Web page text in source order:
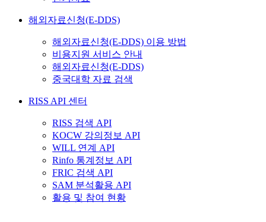
해외자료신청(E-DDS)
해외자료신청(E-DDS) 이용 방법
비용지원 서비스 안내
해외자료신청(E-DDS)
중국대학 자료 검색
RISS API 센터
RISS 검색 API
KOCW 강의정보 API
WILL 연계 API
Rinfo 통계정보 API
FRIC 검색 API
SAM 분석활용 API
활용 및 참여 현황